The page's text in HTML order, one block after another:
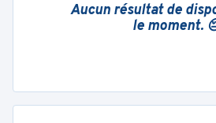
Aucun résultat de
le moment.